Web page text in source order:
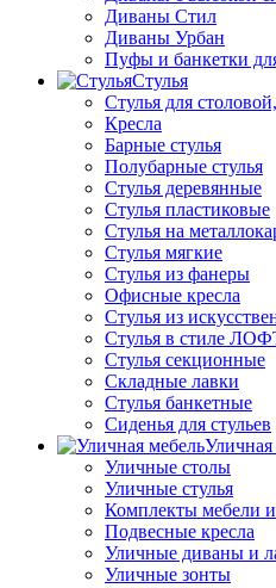
Диваны Стил
Диваны Урбан
Пуфы и банкетки
Стулья
Стулья для
Кресла
Барные стулья
Полубарные стулья
Стулья деревянные
Стулья пластиковые
Стулья на
Стулья мягкие
Стулья из фанеры
Офисные кресла
Стулья из
Стулья в стиле
Стулья секционные
Складные лавки
Стулья банкетные
Сиденья для стульев
Уличная
Уличные столы
Уличные стулья
Комплекты мебели
Подвесные кресла
Уличные диваны и
Уличные зонты